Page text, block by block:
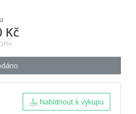
Kč
Nabídnout k výkupu